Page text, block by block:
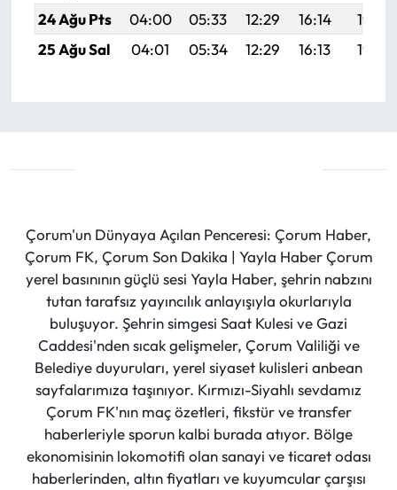
24 Ağu Pts
04:00 05:33 12:29 16:14
19:15
25 Ağu Sal
04:01 05:34 12:29 16:13 19:14
Çorum'un Dünyaya Açılan Penceresi: Çorum Haber,
Çorum FK, Çorum Son Dakika | Yayla Haber Çorum
yerel basınının güçlü sesi Yayla Haber, şehrin nabzını
tutan tarafsız yayıncılık anlayışıyla okurlarıyla
buluşuyor. Şehrin simgesi Saat Kulesi ve Gazi
Caddesi'nden sıcak gelişmeler, Çorum Valiliği ve
Belediye duyuruları, yerel siyaset kulisleri anbean
sayfalarımıza taşınıyor. Kırmızı-Siyahlı sevdamız
Çorum FK'nın maç özetleri, fikstür ve transfer
haberleriyle sporun kalbi burada atıyor. Bölge
ekonomisinin lokomotifi olan sanayi ve ticaret odası
haberlerinden, altın fiyatları ve kuyumcular çarşısı